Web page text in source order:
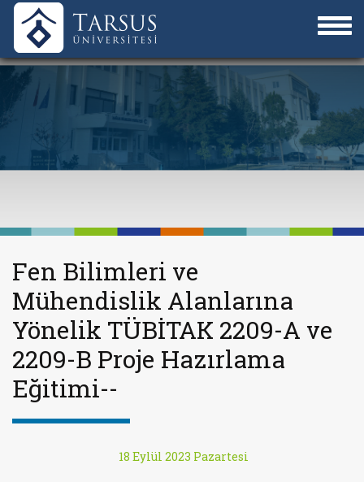
Fen Bilimleri ve
Mühendislik Alanlarına
Yönelik TÜBİTAK 2209-A ve
2209-B Proje Hazırlama
Eğitimi--
18 Eylül 2023 Pazartesi